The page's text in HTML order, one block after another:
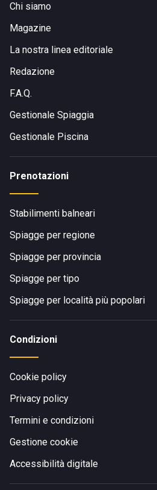
Chi siamo
Magazine
La nostra linea editoriale
Redazione
F.A.Q.
Gestionale Spiaggia
Gestionale Piscina
Prenotazioni
Stabilimenti balneari
Spiagge per regione
Spiagge per provincia
Spiagge per tipo
Spiagge per località più popolari
Condizioni
Cookie policy
Privacy policy
Termini e condizioni
Gestione cookie
Accessibilità digitale